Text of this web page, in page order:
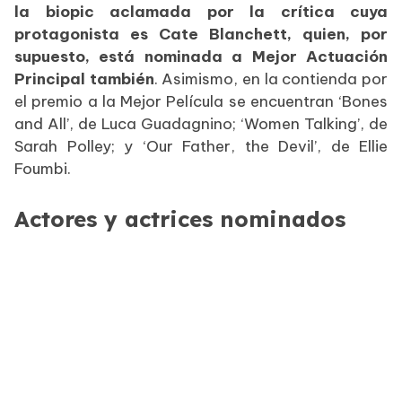
la biopic aclamada por la crítica cuya
protagonista es Cate Blanchett, quien, por
supuesto, está nominada a Mejor Actuación
Principal también. Asimismo, en la contienda por
el premio a la Mejor Película se encuentran ‘Bones
and All’, de Luca Guadagnino; ‘Women Talking’, de
Sarah Polley; y ‘Our Father, the Devil’, de Ellie
Foumbi.
Actores y actrices nominados